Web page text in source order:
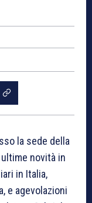
la sede della
novità in
in Italia,
e agevolazioni